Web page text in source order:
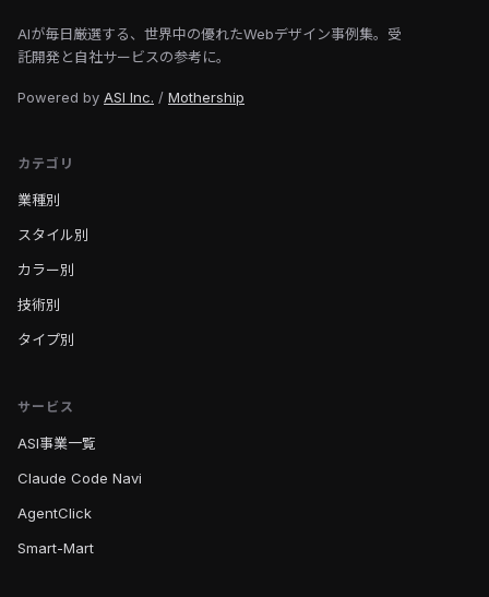
AIが毎日厳選する、世界中の優れたWebデザイン事例集。受
託開発と自社サービスの参考に。
Powered by ASI Inc. / Mothership
カテゴリ
業種別
スタイル別
カラー別
技術別
タイプ別
サービス
ASI事業一覧
Claude Code Navi
AgentClick
Smart-Mart